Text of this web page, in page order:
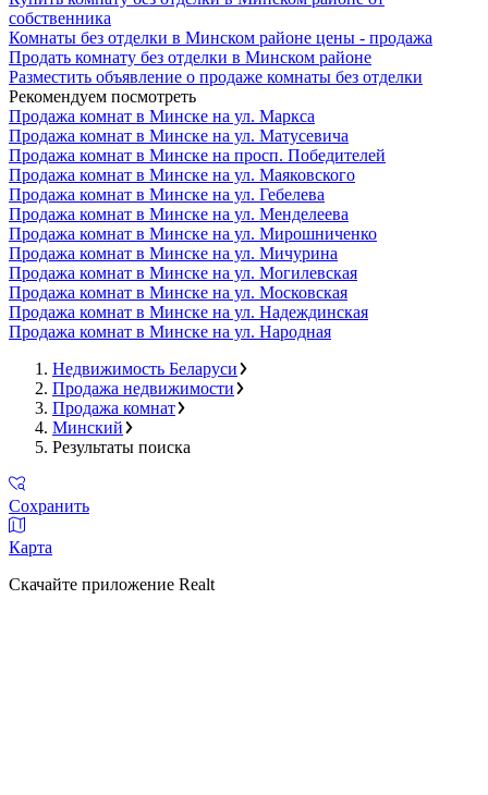
собственника
Комнаты без отделки в Минском районе цены - продажа
Продать комнату без отделки в Минском районе
Разместить объявление о продаже комнаты без отделки
Рекомендуем посмотреть
Продажа комнат в Минске на ул. Маркса
Продажа комнат в Минске на ул. Матусевича
Продажа комнат в Минске на просп. Победителей
Продажа комнат в Минске на ул. Маяковского
Продажа комнат в Минске на ул. Гебелева
Продажа комнат в Минске на ул. Менделеева
Продажа комнат в Минске на ул. Мирошниченко
Продажа комнат в Минске на ул. Мичурина
Продажа комнат в Минске на ул. Могилевская
Продажа комнат в Минске на ул. Московская
Продажа комнат в Минске на ул. Надеждинская
Продажа комнат в Минске на ул. Народная
Недвижимость Беларуси
Продажа недвижимости
Продажа комнат
Минский
Результаты поиска
Сохранить
Карта
Скачайте приложение Realt